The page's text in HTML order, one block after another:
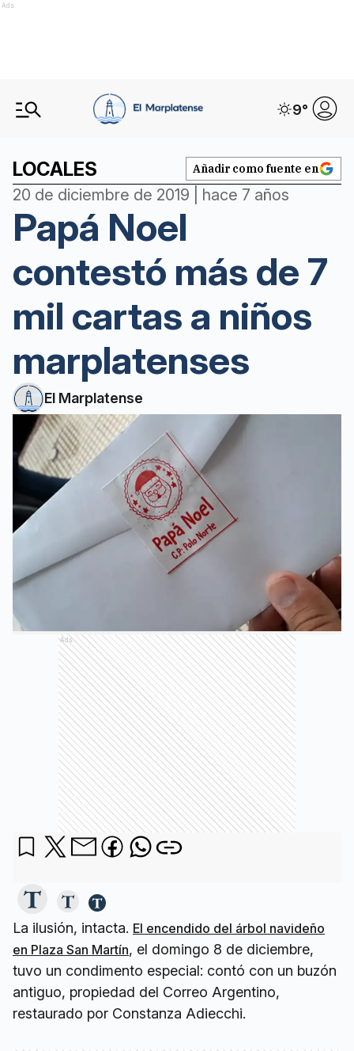
Ads
9°
LOCALES Añadir como fuente en
20 de diciembre de 2019 | hace 7 años
Papá Noel
contestó más de 7
mil cartas a niños
marplatenses
El Marplatense
Ads
La ilusión, intacta. El encendido del árbol navideño
en Plaza San Martín, el domingo 8 de diciembre,
tuvo un condimento especial: contó con un buzón
antiguo, propiedad del Correo Argentino,
restaurado por Constanza Adiecchi.